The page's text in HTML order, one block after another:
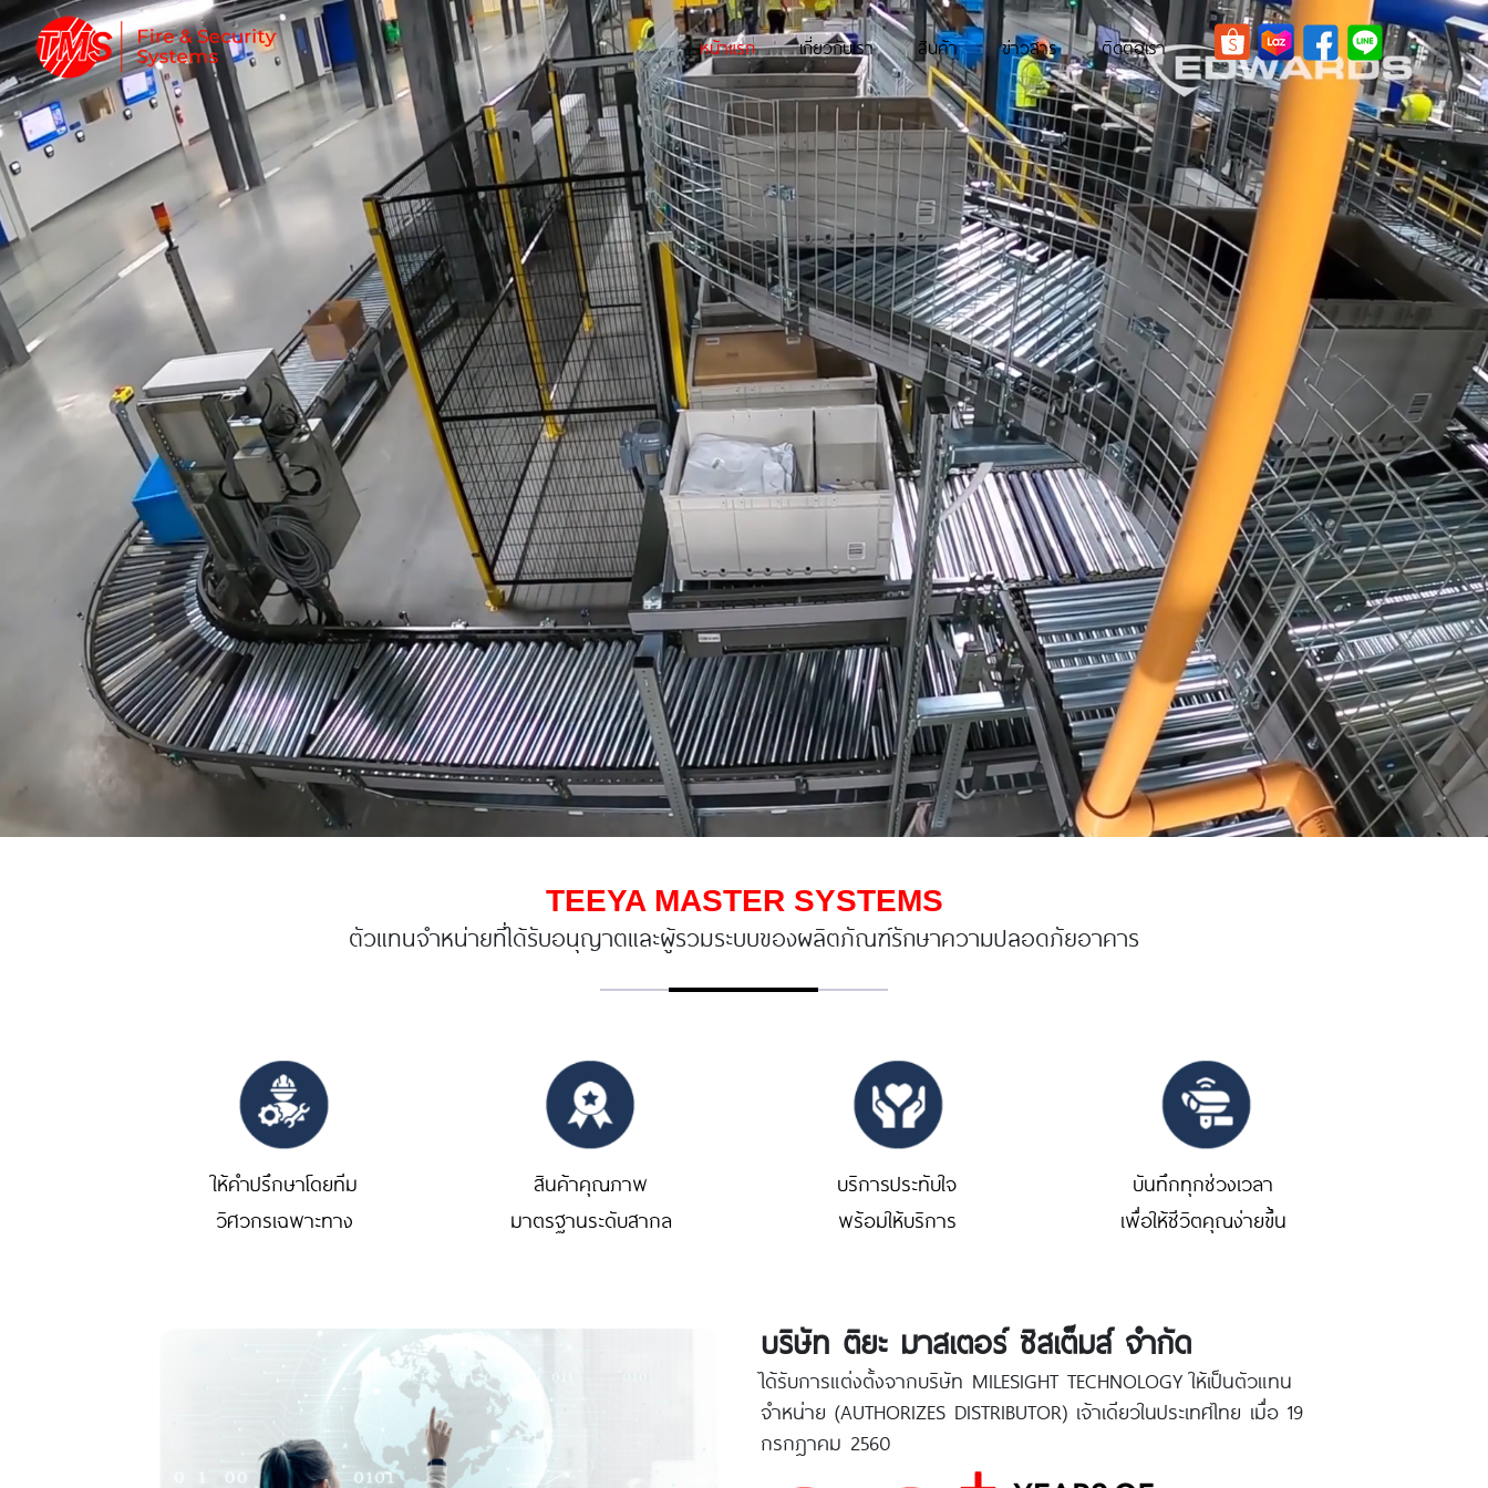
หน้าแรก เกี่ยวกับเรา สินค้า ข่าวสาร ติดต่อเรา
TEEYA MASTER SYSTEMS
ตัวแทนจำหน่ายที่ได้รับอนุญาตและผู้รวมระบบของผลิตภัณฑ์รักษาความปลอดภัยอาคาร
ให้คำปรึกษาโดยทีม
วิศวกรเฉพาะทาง
สินค้าคุณภาพ
มาตรฐานระดับสากล
บริการประทับใจ
พร้อมให้บริการ
บันทึกทุกช่วงเวลา
เพื่อให้ชีวิตคุณง่ายขึ้น
บริษัท ติยะ มาสเตอร์ ซิสเต็มส์ จำกัด
ได้รับการแต่งตั้งจากบริษัท MILESIGHT TECHNOLOGY ให้เป็นตัวแทน
จำหน่าย (AUTHORIZES DISTRIBUTOR) เจ้าเดียวในประเทศไทย เมื่อ 19
กรกฎาคม 2560